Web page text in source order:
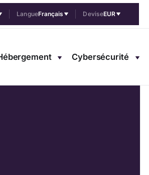
LangueFrançais DeviseEUR
Cybersécurité